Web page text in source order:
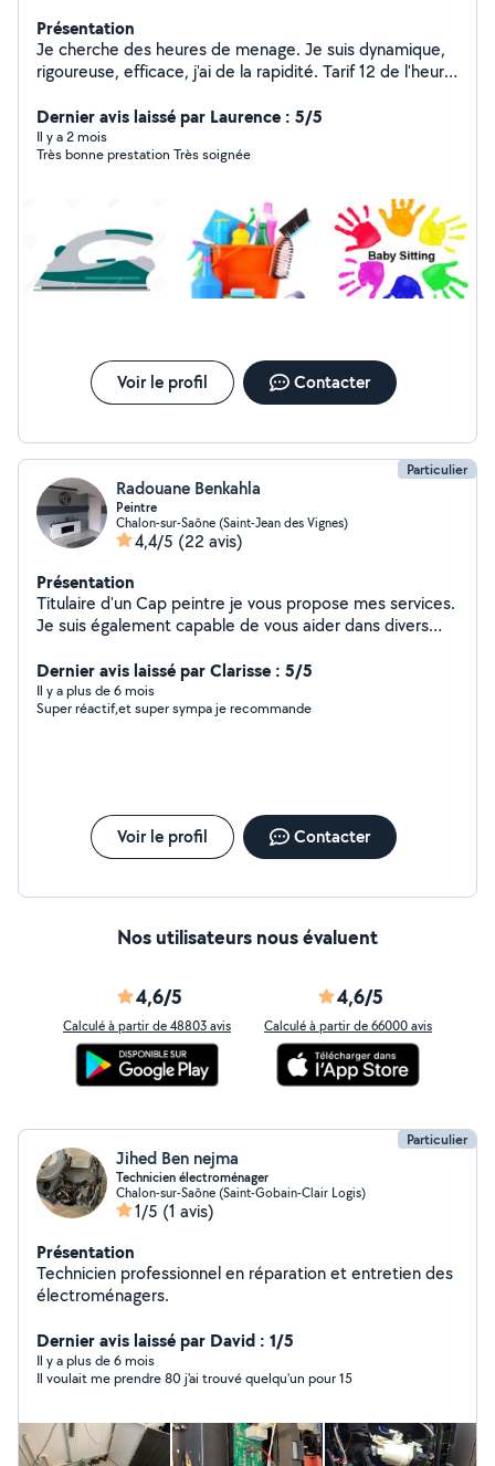
Présentation
Je cherche des heures de menage. Je suis dynamique,
rigoureuse, efficace, j'ai de la rapidité. Tarif 12 de l'heure.
chez les particuliers. Je fais de lavage du sol, sanitaire,
vitre, dépoussiérer, repassage. Gestion de linge, faire le
lit, désinfection etc Disponibilité du lundi au samedi
Dernier avis laissé par Laurence : 5/5
Il y a 2 mois
Très bonne prestation Très soignée
Voir le profil Contacter
Particulier
Radouane Benkahla
Peintre
Chalon-sur-Saône (Saint-Jean des Vignes)
4,4/5 (22 avis)
Présentation
Titulaire d'un Cap peintre je vous propose mes services.
Je suis également capable de vous aider dans divers
pas à me joindre pour plus d'informations! À bientôt!
Dernier avis laissé par Clarisse : 5/5
Il y a plus de 6 mois
Super réactif,et super sympa je recommande
Voir le profil Contacter
Nos utilisateurs nous évaluent
4,6/5
Calculé à partir de 48803 avis
4,6/5
Calculé à partir de 66000 avis
Particulier
Jihed Ben nejma
Technicien électroménager
Chalon-sur-Saône (Saint-Gobain-Clair Logis)
1/5 (1 avis)
Présentation
Technicien professionnel en réparation et entretien des
électroménagers.
Dernier avis laissé par David : 1/5
Il y a plus de 6 mois
Il voulait me prendre 80 j'ai trouvé quelqu'un pour 15